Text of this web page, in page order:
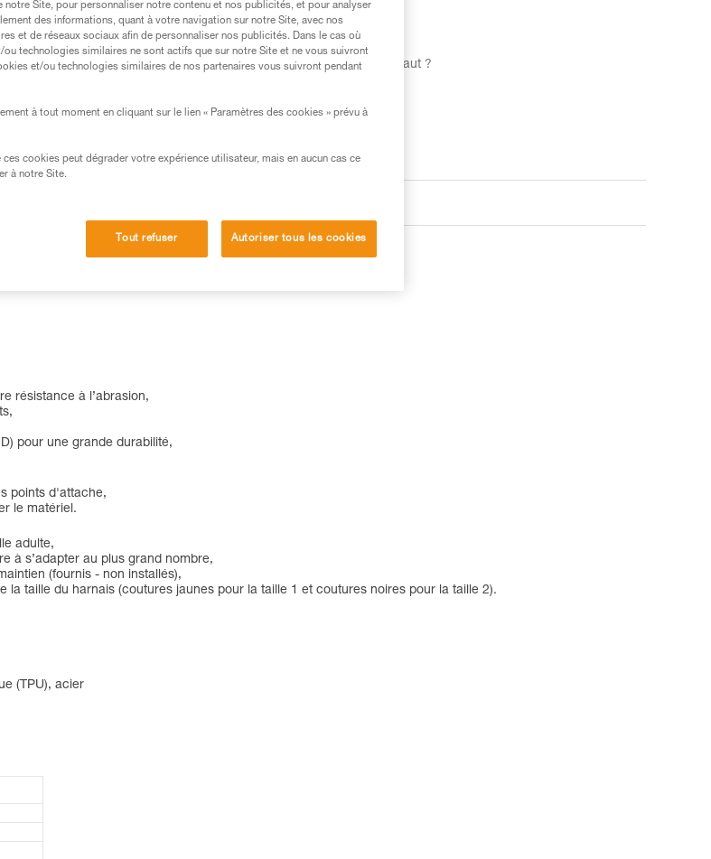
Trouvez un revendeur
Besoin d'aide pour trouver le harnais qu'il vous faut ?
résistance à l’abrasion,
pour une grande durabilité,
points d'attache,
le matériel.
adulte,
à s’adapter au plus grand nombre,
(fournis - non installés),
taille du harnais (coutures jaunes pour la taille 1 et coutures noires pour la taille 2).
(TPU), acier
notre Site, pour personnaliser notre contenu et nos publicités, et pour analyser
des informations, quant à votre navigation sur notre Site, avec nos
et de réseaux sociaux afin de personnaliser nos publicités. Dans le cas où
technologies similaires ne sont actifs que sur notre Site et ne vous suivront
et/ou technologies similaires de nos partenaires vous suivront pendant
à tout moment en cliquant sur le lien « Paramètres des cookies » prévu à
cookies peut dégrader votre expérience utilisateur, mais en aucun cas ce
à notre Site.
Tout refuser Autoriser tous les cookies